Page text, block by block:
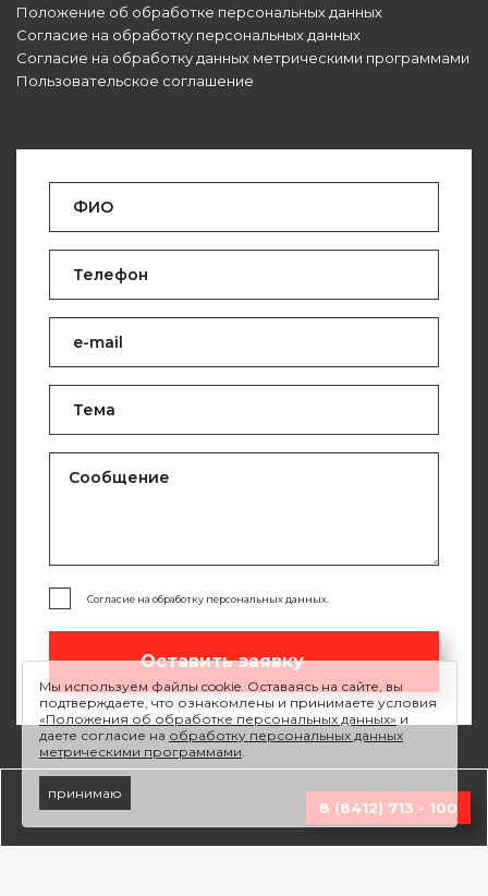
Положение об обработке персональных данных
Согласие на обработку персональных данных
Согласие на обработку данных метрическими программами
Пользовательское соглашение
Согласие на обработку персональных данных.
Оставить заявку
8 (8412) 713 - 100
Мы используем файлы cookie. Оставаясь на сайте, вы
подтверждаете, что ознакомлены и принимаете условия
«Положения об обработке персональных данных» и
даете согласие на обработку персональных данных
метрическими программами.
принимаю